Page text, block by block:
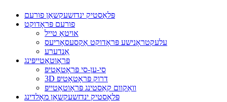
פּלאַסטיק ינדזשעקשאַן פורעם
פורעם פּראָדוקט
אויטאָ טייל
עלעקטראָנישע פּראָדוקט אַקסעסאָריעס
אַנדערע
פּראָוטאָטייפּינג
סי-ען-סי פּראָטאָטיפּ
3D דרוק פּראָטאָטיפּ
וואַקוום קאַסטינג פּראָוטאַטייפּ
פּלאַסטיק ינדזשעקשאַן מאָלדינג